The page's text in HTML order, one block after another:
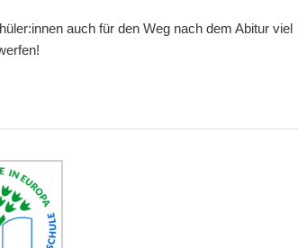
auch für den Weg nach dem Abitur viel